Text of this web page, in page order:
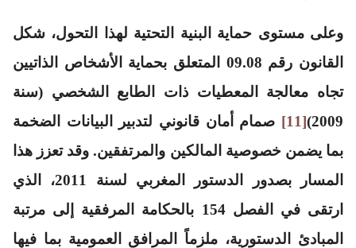
وعلى مستوى حماية البنية التحتية لهذا التحول، شكل
القانون رقم 09.08 المتعلق بحماية الأشخاص الذاتيين
تجاه معالجة المعطيات ذات الطابع الشخصي (سنة
2009)
[11]
صمام أمان قانوني لتدبير البيانات الضخمة
بما يضمن خصوصية المالكين والمرتفقين. وقد تعزز هذا
المسار بصدور الدستور المغربي لسنة 2011، الذي
ارتقى في الفصل 154 بالحكامة المرفقية إلى مرتبة
المبادئ الدستورية، ملزماً المرافق العمومية بما فيها